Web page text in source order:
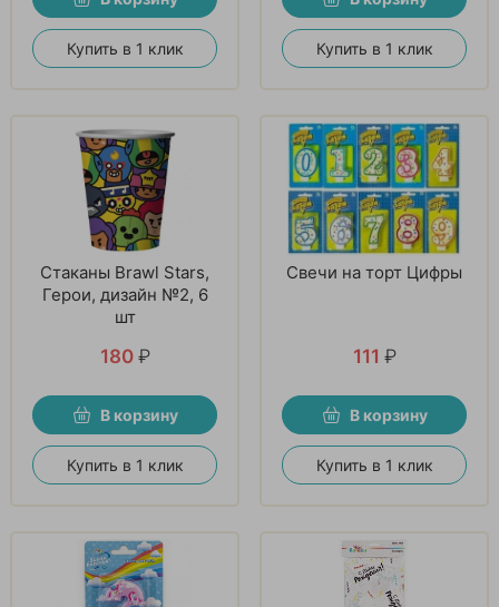
Купить в 1 клик Купить в 1 клик
Стаканы Brawl Stars,
Герои, дизайн №2, 6
шт
180 ₽
В корзину
Купить в 1 клик
Свечи на торт Цифры
111 ₽
В корзину
Купить в 1 клик